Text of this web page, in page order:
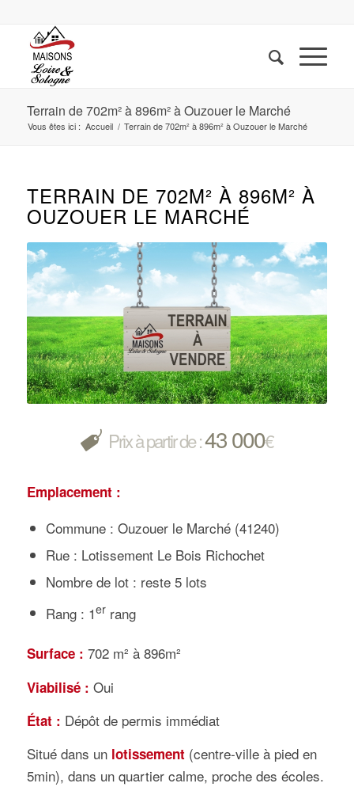
Terrain de 702m² à 896m² à Ouzouer le Marché
Vous êtes ici : Accueil / Terrain de 702m² à 896m² à Ouzouer le Marché
TERRAIN DE 702M² À 896M² À
OUZOUER LE MARCHÉ
Prix à partir de :43 000€
Emplacement :
Commune : Ouzouer le Marché (41240)
Rue : Lotissement Le Bois Richochet
Nombre de lot : reste 5 lots
Rang : 1errang
Surface : 702 m² à 896m²
Viabilisé : Oui
État : Dépôt de permis immédiat
Situé dans un lotissement(centre-ville à pied en
5min), dans un quartier calme, proche des écoles.